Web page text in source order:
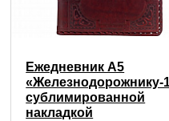
Ежедневник А5
«Железнодорожнику-
сублимированной
накладкой